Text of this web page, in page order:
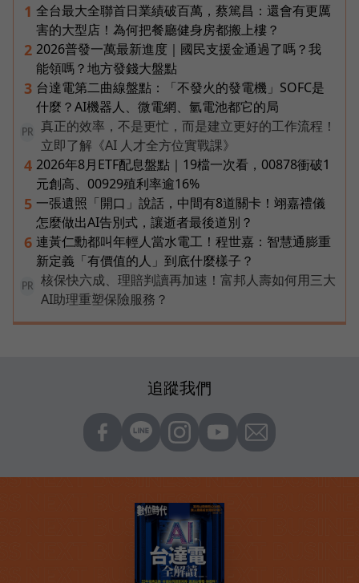
1 全台最大全聯首日業績破百萬，蔡篤昌：還會有更厲
害的大型店！為何把餐廳健身房都搬上樓？
2 2026普發一萬最新進度｜國民支援金通過了嗎？我
能領嗎？地方發錢大盤點
3 台達電第二曲線盤點：「不發火的發電機」SOFC是
什麼？AI機器人、微電網、氫電池都它的局
PR
真正的效率，不是更忙，而是建立更好的工作流程！
立即了解《AI 人才全方位實戰課》
4 2026年8月ETF配息盤點｜19檔一次看，00878衝破1
元創高、00929殖利率逾16%
5 一張遺照「開口」說話，中間有8道關卡！翊嘉禮儀
怎麼做出AI告別式，讓逝者最後道別？
6 連黃仁勳都叫年輕人當水電工！程世嘉：智慧通膨重
新定義「有價值的人」到底什麼樣子？
PR
核保快六成、理賠判讀再加速！富邦人壽如何用三大
AI助理重塑保險服務？
追蹤我們